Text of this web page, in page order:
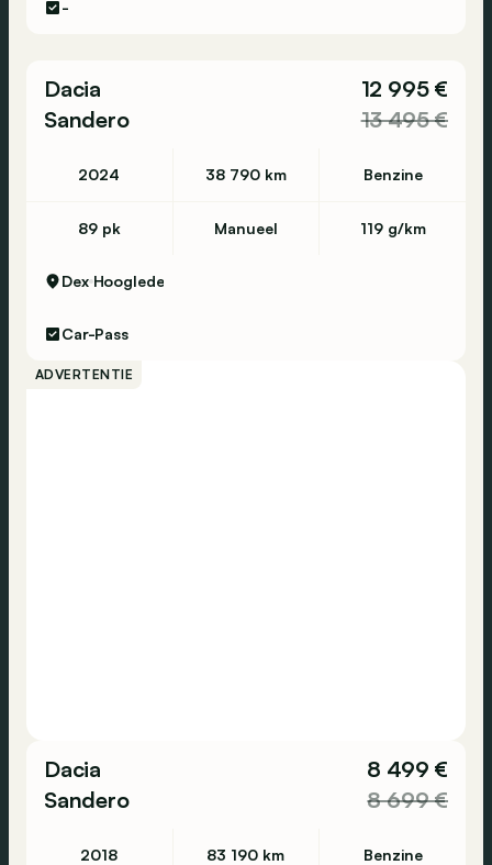
-
Dacia
Sandero
12 995 €
13 495 €
2024 38 790 km Benzine
89 pk Manueel 119 g/km
Dex Hooglede
Car-Pass
ADVERTENTIE
Dacia
Sandero
8 499 €
8 699 €
2018 83 190 km Benzine